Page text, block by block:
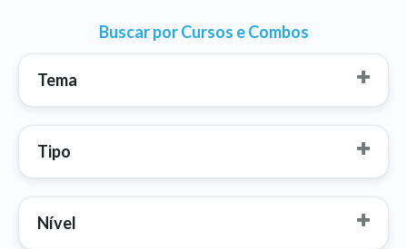
Buscar por Cursos e Combos
Tema
Tipo
Nível